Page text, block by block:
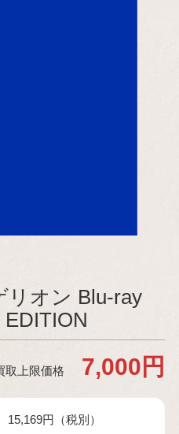
リオン Blu-ray
取上限価格 7,000円
15,169円（税別）